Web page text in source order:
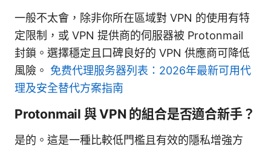
一般不太會，除非你所在區域對 VPN 的使用有特
定限制，或 VPN 提供商的伺服器被 Protonmail
封鎖。選擇穩定且口碑良好的 VPN 供應商可降低
風險。 免费代理服务器列表：2026年最新可用代
理及安全替代方案指南
Protonmail 與 VPN 的組合是否適合新手？
是的。這是一種比較低門檻且有效的隱私增強方